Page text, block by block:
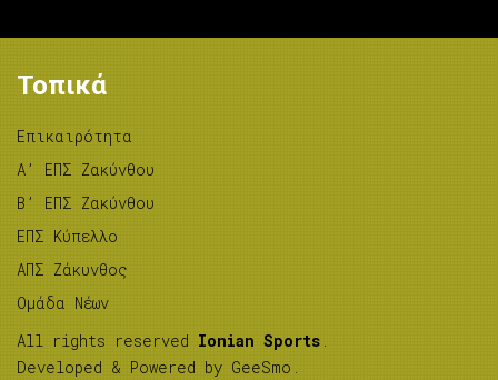
Τοπικά
Επικαιρότητα
A’ ΕΠΣ Ζακύνθου
B’ ΕΠΣ Ζακύνθου
ΕΠΣ Κύπελλο
ΑΠΣ Ζάκυνθος
Ομάδα Νέων
All rights reserved Ionian Sports .
Developed & Powered by GeeSmo .